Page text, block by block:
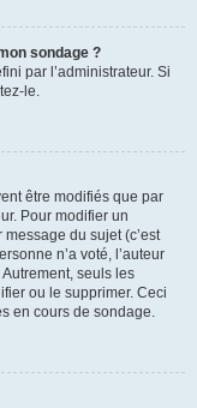
sondage ?
par l’administrateur. Si
le.
être modifiés que par
Pour modifier un
du sujet (c’est
n’a voté, l’auteur
seuls les
ou le supprimer. Ceci
en cours de sondage.